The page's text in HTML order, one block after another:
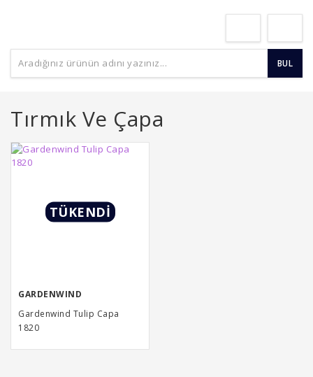
BUL
Tırmık Ve Çapa
TÜKENDİ
GARDENWIND
Gardenwind Tulip Capa
1820